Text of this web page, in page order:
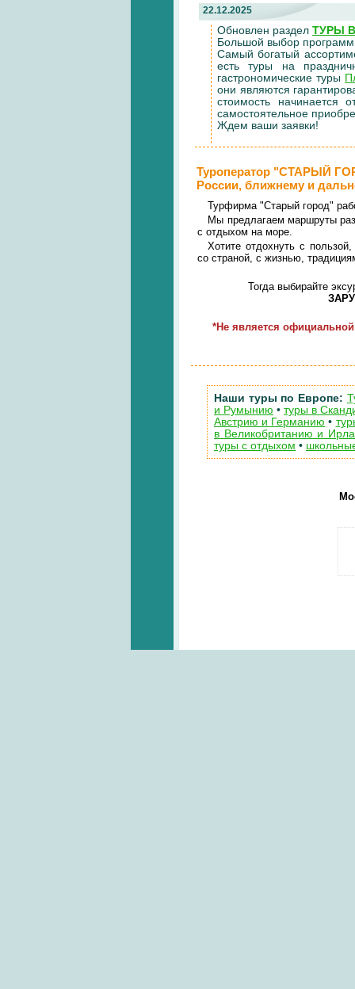
22.12.2025
Обновлен раздел ТУРЫ
Большой выбор
Самый богатый
есть туры на
гастрономические туры
они являются
стоимость начинается
самостоятельное
Ждем ваши заявки!
Туроператор "СТАРЫЙ
России, ближнему и
Турфирма "Старый город"
Мы предлагаем маршруты
с отдыхом на море.
Хотите отдохнуть с
со страной, с жизнью,
Тогда выбирайте
*Не является
Наши туры по Европе:
и Румынию • туры в
Австрию и Германию •
в Великобританию и
туры с отдыхом •